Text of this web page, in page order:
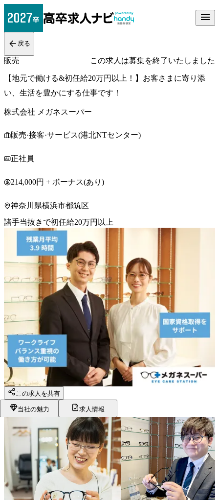
戻る
販売 この求人は募集を終了いたしました
【地元で働ける&初任給20万円以上！】お客さまに寄り添
い、生活を豊かにする仕事です！
株式会社 メガネスーパー
販売·接客·サービス(港北NTセンター)
正社員
214,000円 + ボーナス(あり)
神奈川県横浜市都筑区
諸手当抜きで初任給20万円以上
この求人を共有
当社の魅力 求人情報